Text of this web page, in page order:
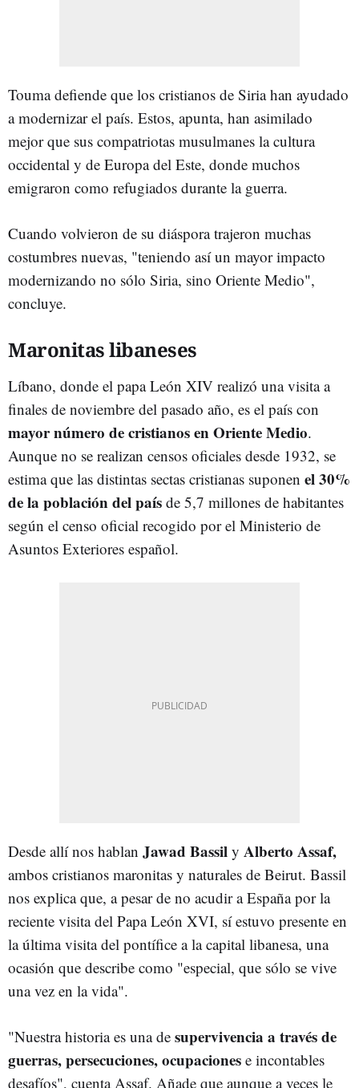
Touma defiende que los cristianos de Siria han ayudado
a modernizar el país. Estos, apunta, han asimilado
mejor que sus compatriotas musulmanes la cultura
occidental y de Europa del Este, donde muchos
emigraron como refugiados durante la guerra.
Cuando volvieron de su diáspora trajeron muchas
costumbres nuevas, "teniendo así un mayor impacto
modernizando no sólo Siria, sino Oriente Medio",
concluye.
Maronitas libaneses
Líbano, donde el papa León XIV realizó una visita a
finales de noviembre del pasado año, es el país con
mayor número de cristianos en Oriente Medio.
Aunque no se realizan censos oficiales desde 1932, se
estima que las distintas sectas cristianas suponen el 30%
de la población del país de 5,7 millones de habitantes
según el censo oficial recogido por el Ministerio de
Asuntos Exteriores español.
Desde allí nos hablan Jawad Bassil y Alberto Assaf,
ambos cristianos maronitas y naturales de Beirut. Bassil
nos explica que, a pesar de no acudir a España por la
reciente visita del Papa León XVI, sí estuvo presente en
la última visita del pontífice a la capital libanesa, una
ocasión que describe como "especial, que sólo se vive
una vez en la vida".
"Nuestra historia es una de supervivencia a través de
guerras, persecuciones, ocupaciones e incontables
desafíos", cuenta Assaf. Añade que aunque a veces le